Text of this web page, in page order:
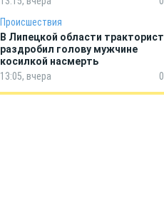
Происшествия
В Липецкой области тракторист
раздробил голову мужчине
косилкой насмерть
13:05, вчера
0